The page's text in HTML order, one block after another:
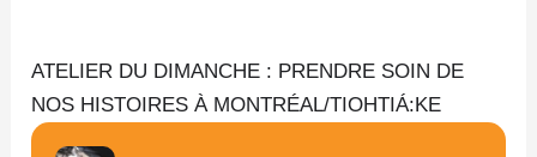
contenu
ATELIER DU DIMANCHE : PRENDRE SOIN DE
NOS HISTOIRES À MONTRÉAL/TIOHTIÁ:KE